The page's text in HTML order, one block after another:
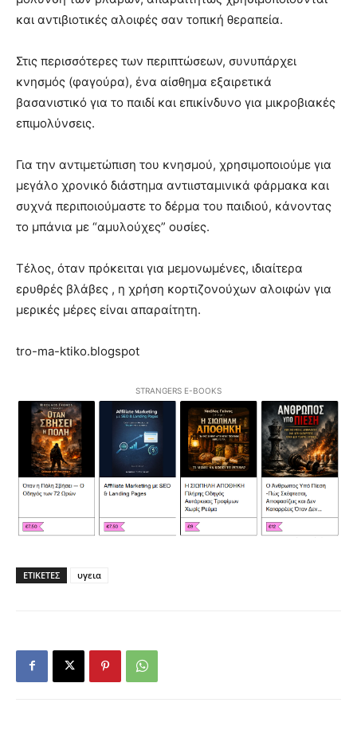
και αντιβιοτικές αλοιφές σαν τοπική θεραπεία.
Στις περισσότερες των περιπτώσεων, συνυπάρχει
κνησμός (φαγούρα), ένα αίσθημα εξαιρετικά
βασανιστικό για το παιδί και επικίνδυνο για μικροβιακές
επιμολύνσεις.
Για την αντιμετώπιση του κνησμού, χρησιμοποιούμε για
μεγάλο χρονικό διάστημα αντιισταμινικά φάρμακα και
συχνά περιποιούμαστε το δέρμα του παιδιού, κάνοντας
το μπάνια με “αμυλούχες” ουσίες.
Τέλος, όταν πρόκειται για μεμονωμένες, ιδιαίτερα
ερυθρές βλάβες , η χρήση κορτιζονούχων αλοιφών για
μερικές μέρες είναι απαραίτητη.
tro-ma-ktiko.blogspot
STRANGERS E-BOOKS
ΕΤΙΚΕΤΕΣ υγεια